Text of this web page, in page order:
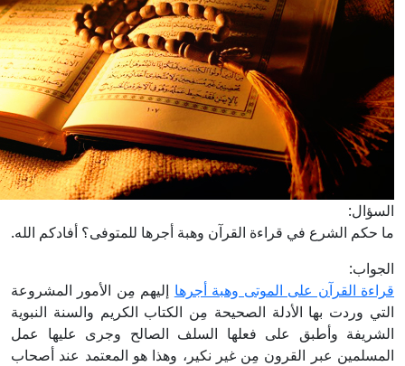
حكم الشرع في قراءة القرآن وهبة أجرها للمتوفى؟ أفادكم الله.
القرآن على الموتى وهبة أجرها إليهم مِن الأمور المشروعة
وردت بها الأدلة الصحيحة مِن الكتاب الكريم والسنة النبوية
وأطبق على فعلها السلف الصالح وجرى عليها عمل
عبر القرون مِن غير نكير، وهذا هو المعتمد عند أصحاب